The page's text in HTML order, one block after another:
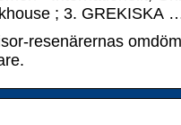
; 3. GREKISKA
resenärernas